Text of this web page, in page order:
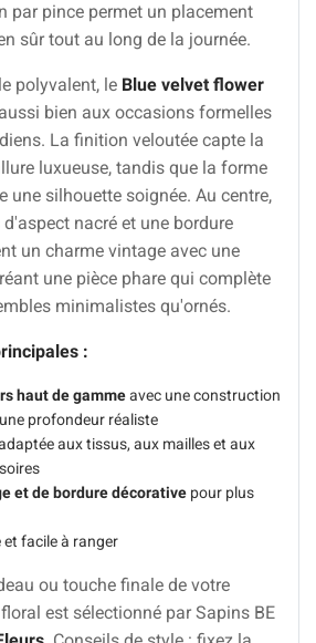
par pince permet un placement
sûr tout au long de la journée.
polyvalent, le Blue velvet flower
bien aux occasions formelles
La finition veloutée capte la
luxueuse, tandis que la forme
une silhouette soignée. Au centre,
nacré et une bordure
un charme vintage avec une
une pièce phare qui complète
minimalistes qu'ornés.
:
haut de gammeavec une construction
profondeur réaliste
aux tissus, aux mailles et aux
et de bordure décorative pour plus
et facile à ranger
ou touche finale de votre
est sélectionné par Sapins BE